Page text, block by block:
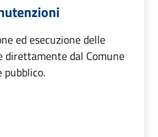
ed esecuzione delle
direttamente dal Comune
pubblico.